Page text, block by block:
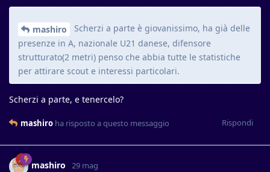
mashiro
Scherzi a parte è giovanissimo, ha già delle
presenze in A, nazionale U21 danese, difensore
strutturato(2 metri) penso che abbia tutte le statistiche
per attirare scout e interessi particolari.
Scherzi a parte, e tenercelo?
Rispondi
mashiro ha risposto a questo messaggio
mashiro 29 mag